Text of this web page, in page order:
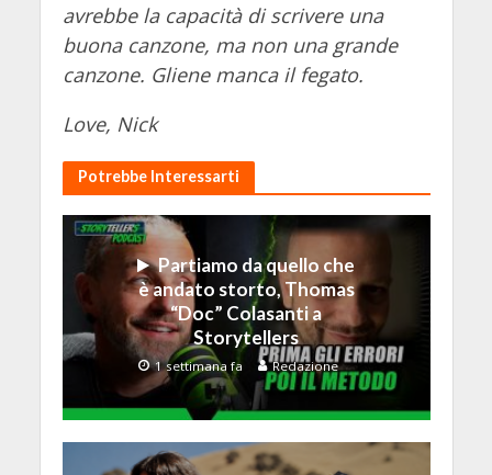
avrebbe la capacità di scrivere una
buona canzone, ma non una grande
canzone. Gliene manca il fegato.
Love, Nick
Potrebbe Interessarti
Partiamo da quello che
è andato storto, Thomas
“Doc” Colasanti a
Storytellers
1 settimana fa Redazione